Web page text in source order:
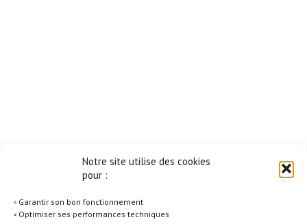
Notre site utilise des cookies
pour :
◦ Garantir son bon fonctionnement
◦ Optimiser ses performances techniques